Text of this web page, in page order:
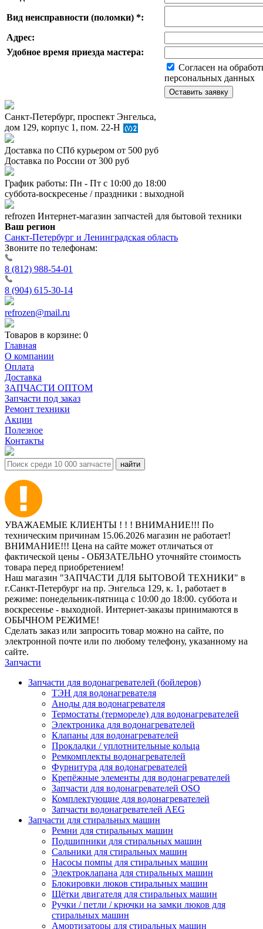
Вид неисправности (поломки) *:
Адрес:
Удобное время приезда мастера:
Согласен на
персональных данных
Санкт-Петербург, проспект Энгельса,
дом 129, корпус 1, пом. 22-Н
Доставка по СПб курьером от 500 руб
Доставка по России от 300 руб
График работы: Пн - Пт с 10:00 до 18:00
суббота-воскресенье / праздники : выходной
refrozen Интернет-магазин запчастей для бытовой техники
Ваш регион
Санкт-Петербург и Ленинградская область
Звоните по телефонам:
8 (812) 988-54-01
8 (904) 615-30-14
refrozen@mail.ru
Товаров в корзине: 0
Главная
О компании
Оплата
Доставка
ЗАПЧАСТИ ОПТОМ
Запчасти под заказ
Ремонт техники
Акции
Полезное
Контакты
УВАЖАЕМЫЕ КЛИЕНТЫ ! ! ! ВНИМАНИЕ!!! По
техническим причинам 15.06.2026 магазин не работает!
ВНИМАНИЕ!!! Цена на сайте может отличаться от
фактической цены - ОБЯЗАТЕЛЬНО уточняйте стоимость
товара перед приобретением!
Наш магазин "ЗАПЧАСТИ ДЛЯ БЫТОВОЙ ТЕХНИКИ" в
г.Санкт-Петербург на пр. Энгельса 129, к. 1, работает в
режиме: понедельник-пятница с 10:00 до 18:00. суббота и
воскресенье - выходной. Интернет-заказы принимаются в
ОБЫЧНОМ РЕЖИМЕ!
Сделать заказ или запросить товар можно на сайте, по
электронной почте или по любому телефону, указанному на
сайте.
Запчасти
Запчасти для водонагревателей (бойлеров)
ТЭН для водонагревателя
Аноды для водонагревателя
Термостаты (термореле) для водонагревателей
Электроника для водонагревателей
Клапаны для водонагревателей
Прокладки / уплотнительные кольца
Ремкомплекты водонагревателей
Фурнитура для водонагревателей
Крепёжные элементы для водонагревателей
Запчасти для водонагревателей OSO
Комплектующие для водонагревателей
Запчасти водонагревателей AEG
Запчасти для стиральных машин
Ремни для стиральных машин
Подшипники для стиральных машин
Сальники для стиральных машин
Насосы помпы для стиральных машин
Электроклапана для стиральных машин
Блокировки люков стиральных машин
Щётки двигателя для стиральных машин
Ручки / петли / крючки на замки люков для
стиральных машин
Амортизаторы для стиральных машин